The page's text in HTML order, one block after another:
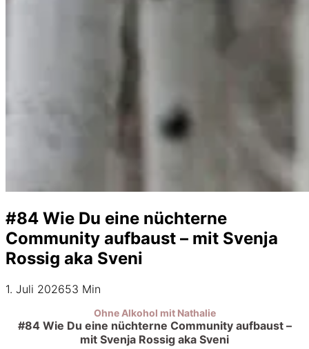
#84 Wie Du eine nüchterne
Community aufbaust – mit Svenja
Rossig aka Sveni
1. Juli 202653 Min